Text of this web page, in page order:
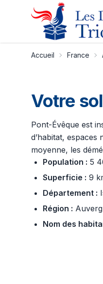
Accueil France
Votre
Pont-Évêque est
d’habitat,
moyenne, les
Population : 5
Superficie : 9
Département :
Région :
Nom des